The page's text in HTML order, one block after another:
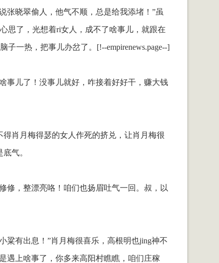
晓翠偷人，他气不顺，总是给我添堵！”虽
思了，光想着ri女人，成不了啥事儿，就跟在
一热，把事儿办岔了。[!--empirenews.page--]
事儿了！没事儿就好，咋接着好好干，赚大钱
肖月梅得瑟的女人作死的挤兑，让肖月梅很
气。
，整漂亮咯！咱们也扬眉吐气一回。叔，以
有出息！”肖月梅很喜乐，高根明也jing神不
遇上啥事了，你多来高阳村瞧瞧，咱们庄稼